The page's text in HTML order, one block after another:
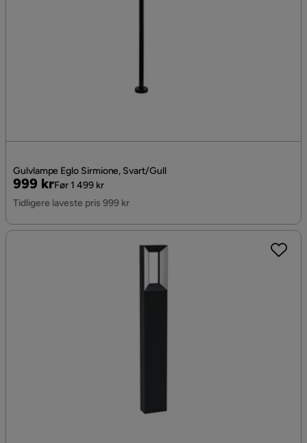
Gulvlampe Eglo Sirmione, Svart/Gull
Pris
999 kr
Original
Pris
Før 1 499 kr
Tidligere laveste pris 999 kr